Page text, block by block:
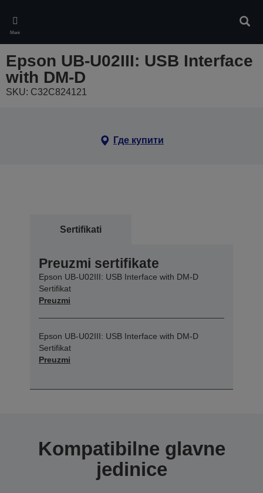
main
content
Meni
Epson UB-U02III: USB Interface
with DM-D
SKU: C32C824121
Где купити
Sertifikati
Preuzmi sertifikate
Epson UB-U02III: USB Interface with DM-D
Sertifikat
Preuzmi
Epson UB-U02III: USB Interface with DM-D
Sertifikat
Preuzmi
Kompatibilne glavne
jedinice